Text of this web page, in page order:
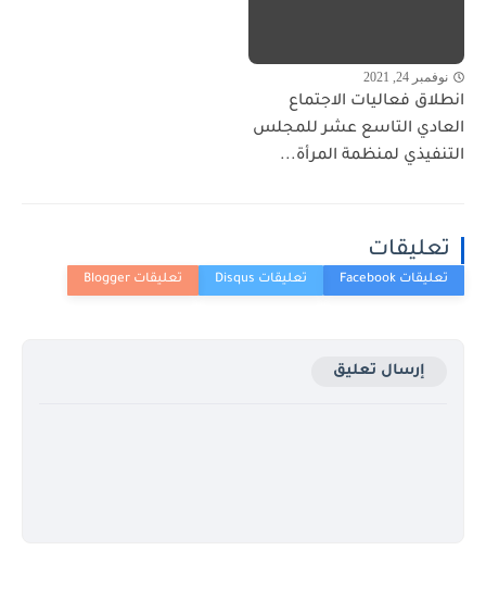
نوفمبر 24, 2021
انطلاق فعاليات الاجتماع
العادي التاسع عشر للمجلس
التنفيذي لمنظمة المرأة...
تعليقات
إرسال تعليق